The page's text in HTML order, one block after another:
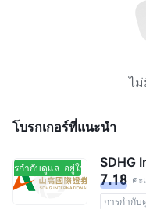
ไ
โบรกเกอร์ที่แนะนํา
ารกำกับดูแล อยู่ในการกำกับดูแล
SDHG
7.18 ค
การกำกับ